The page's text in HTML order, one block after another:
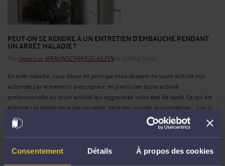
Consentement Détails À propos des cookies
PEUT-ON SE RENDRE À UN ENTRETIEN D’EMBAUCHE PENDANT
UN ARRÊT MALADIE ?
Par Jean-Luc BRAUNSCHWEIG-KLEINle 07/04/2026
En arrêt maladie, vous devez en principe vous abstenir de toute activité non
autorisée par le médecin prescripteur, en particulier toute activité
professionnelle ou toute activité qui aggraverait votre état de santé. Ce qui est
autorisé Les gestes de la vie courante : faire ses courses, accompagner ... Lire la
suite >